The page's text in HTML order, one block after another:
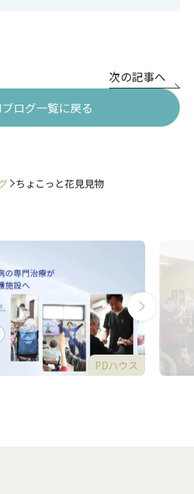
ログ一覧に戻る
次の記事へ
ちょこっと花見見物
PDハウス